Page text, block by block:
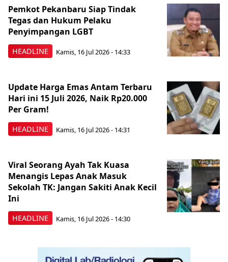
HEADLINE
Pemkot Pekanbaru Siap Tindak
Tegas dan Hukum Pelaku
Penyimpangan LGBT
Kamis, 16 Jul 2026 - 14:33
HEADLINE
Update Harga Emas Antam Terbaru
Hari ini 15 Juli 2026, Naik Rp20.000
Per Gram!
Kamis, 16 Jul 2026 - 14:31
HEADLINE
Viral Seorang Ayah Tak Kuasa
Menangis Lepas Anak Masuk
Sekolah TK: Jangan Sakiti Anak Kecil
Ini
Kamis, 16 Jul 2026 - 14:30